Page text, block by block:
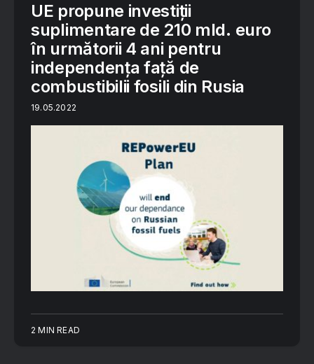
UE propune investiții
suplimentare de 210 mld. euro
în următorii 4 ani pentru
independența față de
combustibilii fosili din Rusia
19.05.2022
2 MIN READ